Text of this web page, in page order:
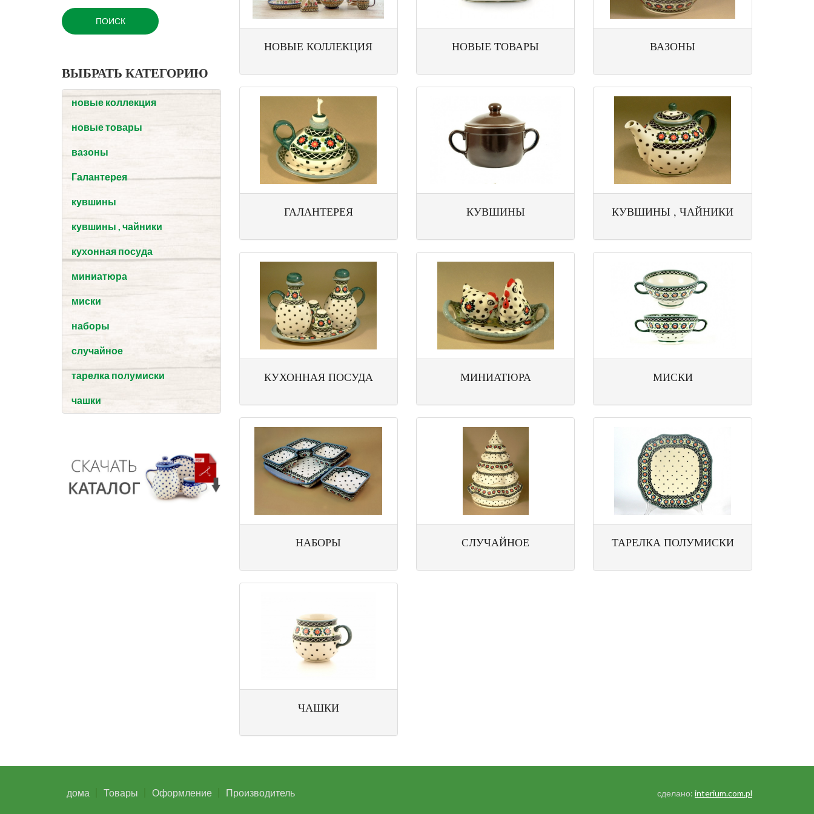
ВЫБРАТЬ КАТЕГОРИЮ
новые коллекция
новые товары
вазоны
Галантерея
кувшины
кувшины , чайники
кухонная посуда
миниатюра
миски
наборы
случайное
тарелка полумиски
чашки
НОВЫЕ КОЛЛЕКЦИЯ НОВЫЕ ТОВАРЫ ВАЗОНЫ
ГАЛАНТЕРЕЯ КУВШИНЫ КУВШИНЫ , ЧАЙНИКИ
КУХОННАЯ ПОСУДА МИНИАТЮРА МИСКИ
НАБОРЫ СЛУЧАЙНОЕ ТАРЕЛКА ПОЛУМИСКИ
ЧАШКИ
дома Товары Оформление Производитель сделано: interium.com.pl